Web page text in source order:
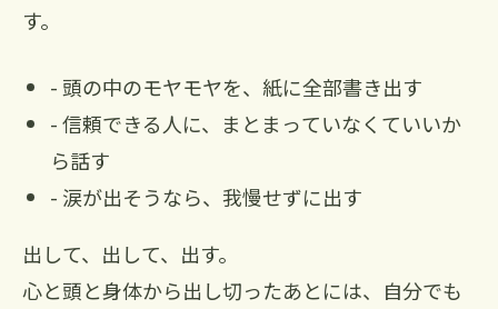
す。
- 頭の中のモヤモヤを、紙に全部書き出す
- 信頼できる人に、まとまっていなくていいか
ら話す
- 涙が出そうなら、我慢せずに出す
出して、出して、出す。
心と頭と身体から出し切ったあとには、自分でも